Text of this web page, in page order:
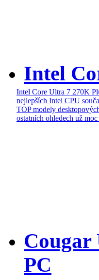
Intel
Intel Core Ultra 7 270K
nejlepších Intel CPU
TOP modely
ostatních ohledech už moc
Cougar
PC